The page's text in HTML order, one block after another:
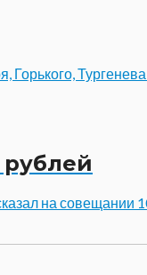
рублей
на совещании